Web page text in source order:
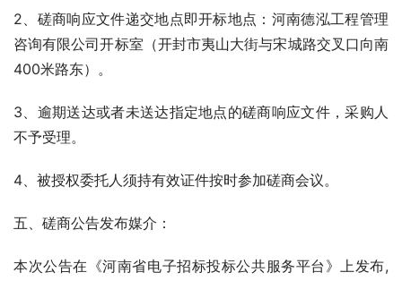
2、磋商响应文件递交地点即开标地点：河南德泓工程管理
咨询有限公司开标室（开封市夷山大街与宋城路交叉口向南
400米路东）。
3、逾期送达或者未送达指定地点的磋商响应文件，采购人
不予受理。
4、被授权委托人须持有效证件按时参加磋商会议。
五、磋商公告发布媒介：
本次公告在《河南省电子招标投标公共服务平台》上发布,